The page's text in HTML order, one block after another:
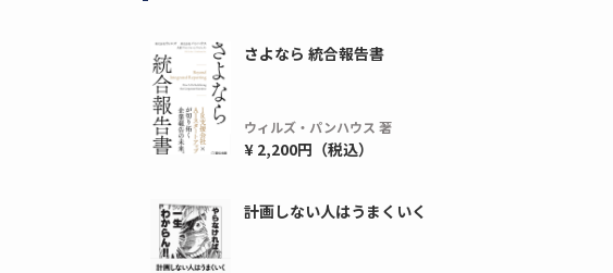
さよなら 統合報告書
ウィルズ・パンハウス 著
¥ 2,200円（税込）
計画しない人はうまくいく